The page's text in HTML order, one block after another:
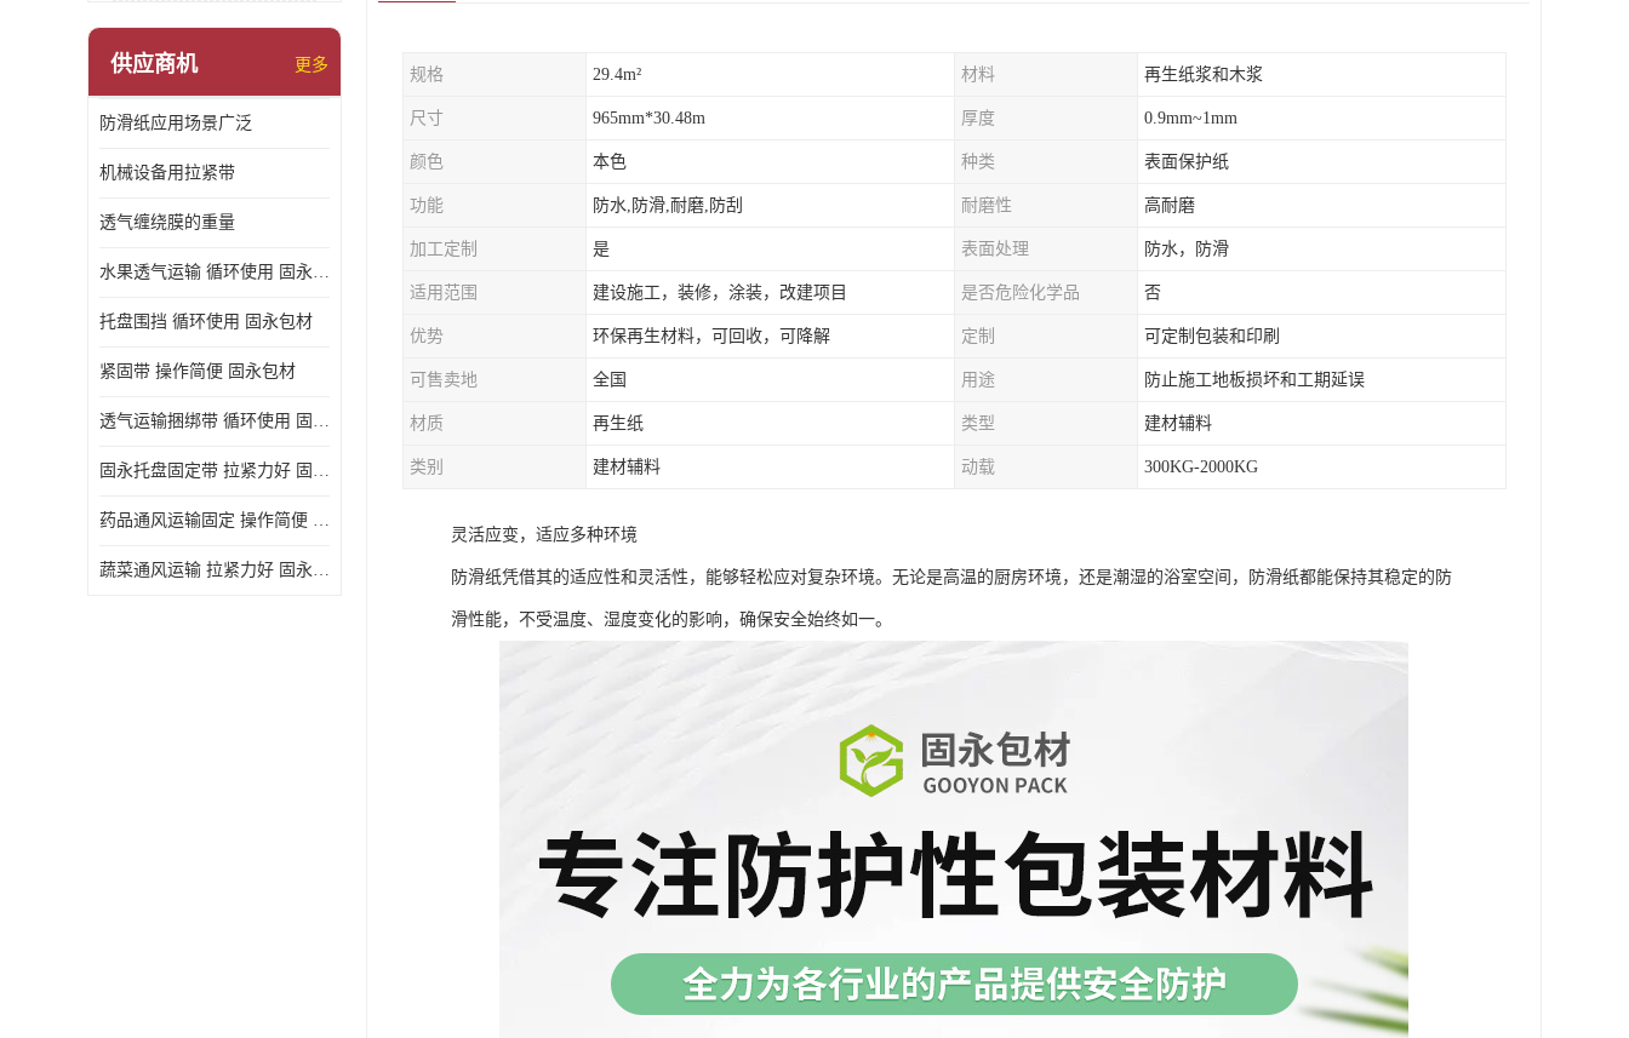
供应商机 更多
防滑纸应用场景广泛
机械设备用拉紧带
透气缠绕膜的重量
水果透气运输 循环使用 固永包材
托盘围挡 循环使用 固永包材
紧固带 操作简便 固永包材
透气运输捆绑带 循环使用 固永包材
固永托盘固定带 拉紧力好 固永包材
药品通风运输固定 操作简便 固永包材
蔬菜通风运输 拉紧力好 固永包材
规格 29.4m² 材料 再生纸浆和木浆
尺寸 965mm*30.48m 厚度 0.9mm~1mm
颜色 本色 种类 表面保护纸
功能 防水,防滑,耐磨,防刮 耐磨性 高耐磨
加工定制 是 表面处理 防水，防滑
适用范围 建设施工，装修，涂装，改建项目 是否危险化学品 否
优势 环保再生材料，可回收，可降解 定制 可定制包装和印刷
可售卖地 全国 用途 防止施工地板损坏和工期延误
材质 再生纸 类型 建材辅料
类别 建材辅料 动载 300KG-2000KG
灵活应变，适应多种环境
防滑纸凭借其的适应性和灵活性，能够轻松应对复杂环境。无论是高温的厨房环境，还是潮湿的浴室空间，防滑纸都能保持其稳定的防
滑性能，不受温度、湿度变化的影响，确保安全始终如一。